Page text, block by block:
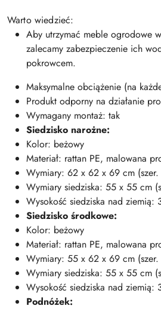
Warto wiedzieć:
Aby utrzymać meble ogrodowe
zalecamy zabezpieczenie ich
pokrowcem.
Maksymalne obciążenie (na
Produkt odporny na działanie
Wymagany montaż: tak
Siedzisko narożne:
Kolor: beżowy
Materiał: rattan PE, malowana
Wymiary: 62 x 62 x 69 cm (szer.
Wymiary siedziska: 55 x 55 cm
Wysokość siedziska nad ziemią:
Siedzisko środkowe:
Kolor: beżowy
Materiał: rattan PE, malowana
Wymiary: 55 x 62 x 69 cm (szer.
Wymiary siedziska: 55 x 55 cm
Wysokość siedziska nad ziemią:
Podnóżek: